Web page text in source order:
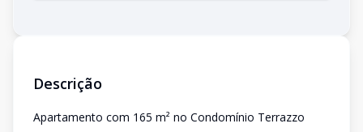
Descrição
Apartamento com 165 m² no Condomínio Terrazzo